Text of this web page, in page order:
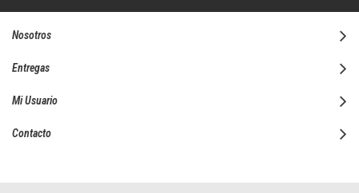
Nosotros
Entregas
Mi Usuario
Contacto